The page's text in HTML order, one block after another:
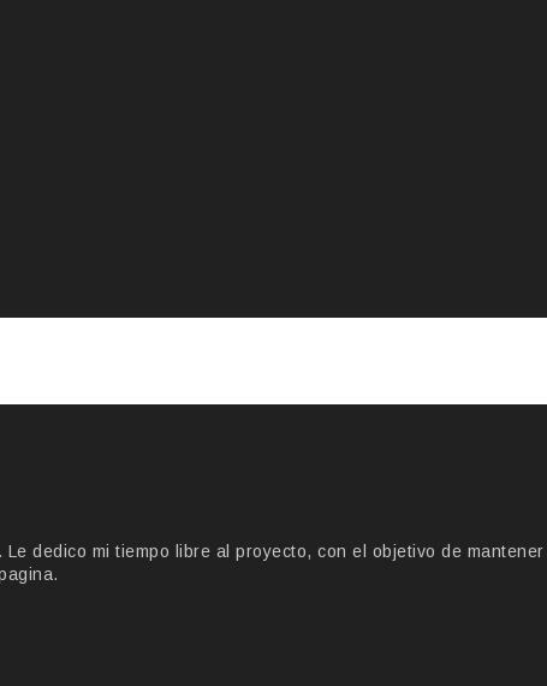
dedico mi tiempo libre al proyecto, con el objetivo de mantener